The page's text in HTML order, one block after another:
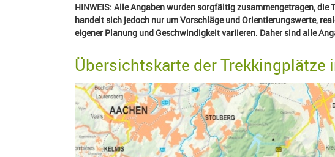
HINWEIS: Alle Angaben wurden sorgfältig zusammengetragen, die
handelt sich jedoch nur um Vorschläge und Orientierungswerte,
eigener Planung und Geschwindigkeit variieren. Daher sind alle
Übersichtskarte der Trekkingplätze